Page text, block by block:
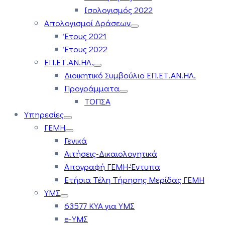
Ισολογισμός 2022
Απολογισμοί Δράσεων
Έτους 2021
Έτους 2022
ΕΠ.ΕΤ.ΑΝ.ΗΛ.
Διοικητικό Συμβούλιο ΕΠ.ΕΤ.ΑΝ.ΗΛ.
Προγράμματα
ΤΟΠΣΑ
Υπηρεσίες
ΓΕΜΗ
Γενικά
Αιτήσεις-Δικαιολογητικά
Απογραφή ΓΕΜΗ-Έντυπα
Ετήσια Τέλη Τήρησης Μερίδας ΓΕΜΗ
ΥΜΣ
63577 ΚΥΑ για ΥΜΣ
e-ΥΜΣ